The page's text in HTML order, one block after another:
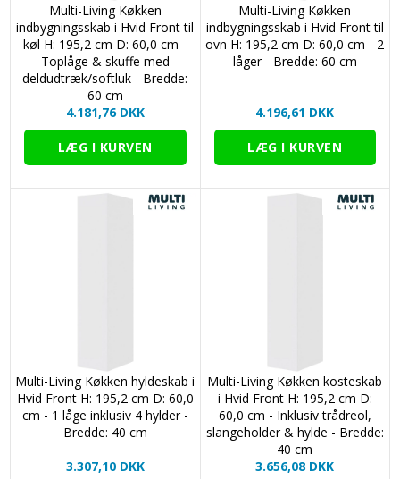
Multi-Living Køkken
indbygningsskab i Hvid Front til
køl H: 195,2 cm D: 60,0 cm -
Toplåge & skuffe med
deldudtræk/softluk - Bredde:
60 cm
4.181,76 DKK
Multi-Living Køkken
indbygningsskab i Hvid Front til
ovn H: 195,2 cm D: 60,0 cm - 2
låger - Bredde: 60 cm
4.196,61 DKK
Multi-Living Køkken hyldeskab i
Hvid Front H: 195,2 cm D: 60,0
cm - 1 låge inklusiv 4 hylder -
Bredde: 40 cm
3.307,10 DKK
Multi-Living Køkken kosteskab
i Hvid Front H: 195,2 cm D:
60,0 cm - Inklusiv trådreol,
slangeholder & hylde - Bredde:
40 cm
3.656,08 DKK